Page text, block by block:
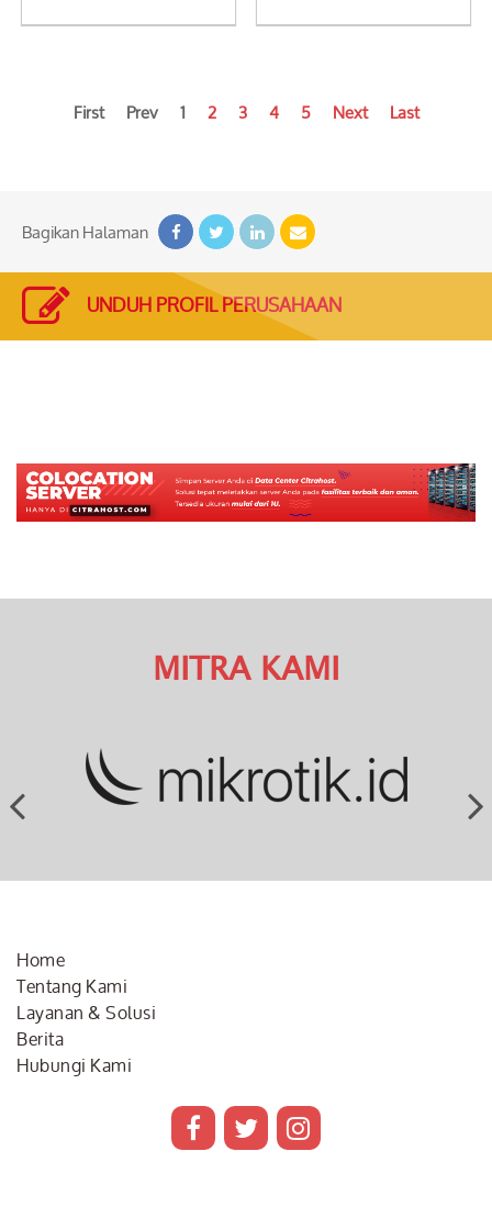
Detail Detail
First Prev 1 2 3 4 5 Next Last
Bagikan Halaman
UNDUH PROFIL PERUSAHAAN
MITRA KAMI
Home
Tentang Kami
Layanan & Solusi
Berita
Hubungi Kami